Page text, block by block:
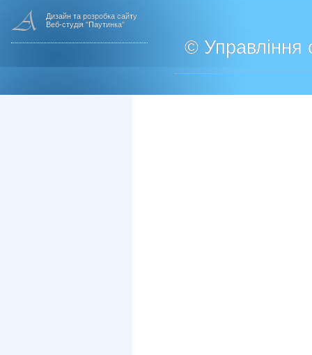
Дизайн та розробка сайту
Веб-студія "Паутинка"
© Управління